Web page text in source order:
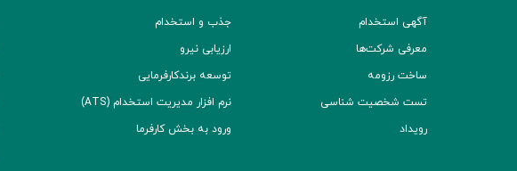
آگهی استخدام
معرفی شرکت‌ها
ساخت رزومه
تست شخصیت شناسی
رویداد
جذب و استخدام
ارزیابی نیرو
توسعه برند‌کارفرمایی
نرم افزار مدیریت استخدام (ATS)
ورود به بخش کارفرما